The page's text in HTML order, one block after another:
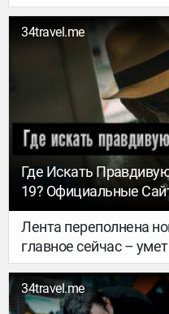
без машиниста, в
проверяют роботы, а
деревья-киборги. И
здесь расположились
мира престижной
области питейных
Bars. Но и кроме
масса крутых баров,
обделять вниманием.
шорт-лист будет
неделю все не
немного – то держи
один-два вечера.
34travel.me
Где Искать
19? Официальные
Лента переполнена
главное сейчас –
только важную и
найти свежую
и номера контакт-
34travel.me